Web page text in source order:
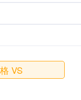
VS